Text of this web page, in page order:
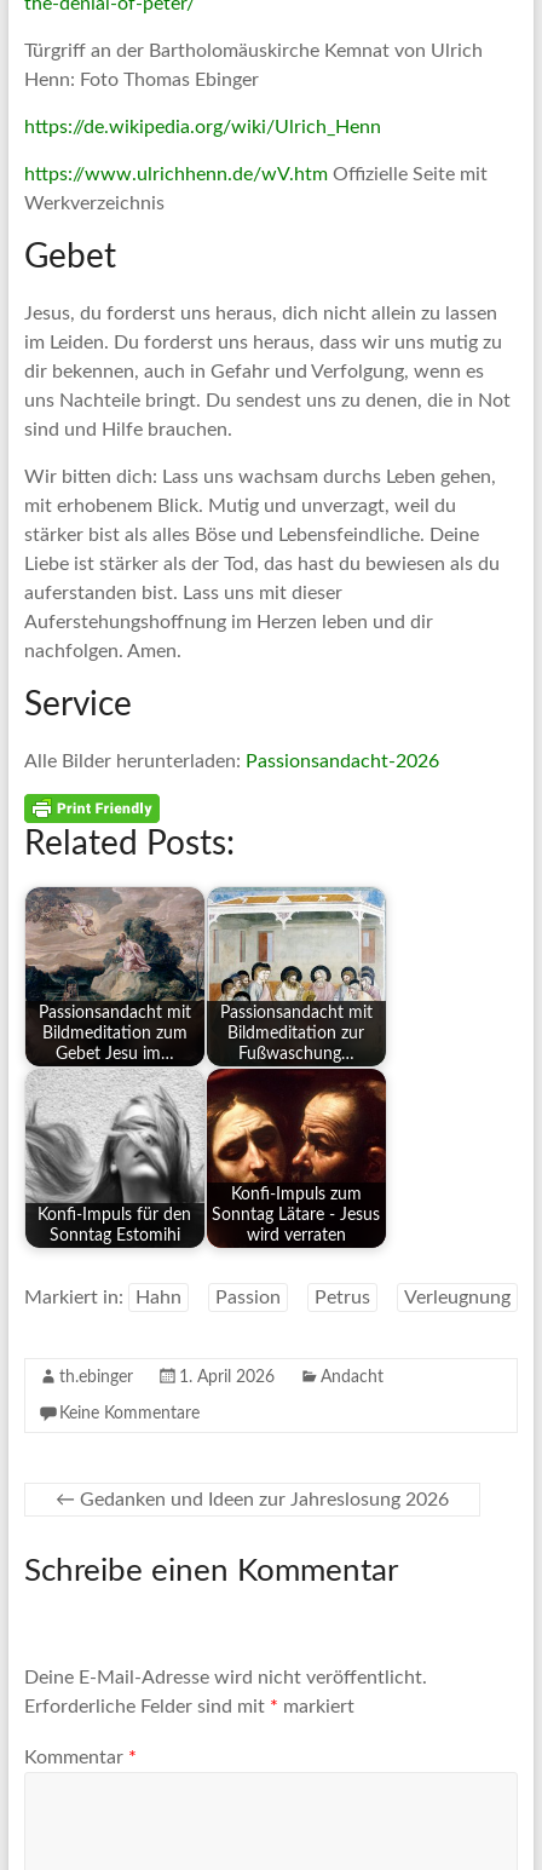
Türgriff an der Bartholomäuskirche Kemnat von Ulrich
Henn: Foto Thomas Ebinger
https://de.wikipedia.org/wiki/Ulrich_Henn
https://www.ulrichhenn.de/wV.htmOffizielle Seite mit
Werkverzeichnis
Gebet
Jesus, du forderst uns heraus, dich nicht allein zu lassen
im Leiden. Du forderst uns heraus, dass wir uns mutig zu
dir bekennen, auch in Gefahr und Verfolgung, wenn es
uns Nachteile bringt. Du sendest uns zu denen, die in Not
sind und Hilfe brauchen.
Wir bitten dich: Lass uns wachsam durchs Leben gehen,
mit erhobenem Blick. Mutig und unverzagt, weil du
stärker bist als alles Böse und Lebensfeindliche. Deine
Liebe ist stärker als der Tod, das hast du bewiesen als du
auferstanden bist. Lass uns mit dieser
Auferstehungshoffnung im Herzen leben und dir
nachfolgen. Amen.
Service
Alle Bilder herunterladen: Passionsandacht-2026
Related Posts:
Passionsandacht mit
Bildmeditation zum
Gebet Jesu im…
Passionsandacht mit
Bildmeditation zur
Fußwaschung…
Konfi-Impuls für den
Sonntag Estomihi
Konfi-Impuls zum
Sonntag Lätare - Jesus
wird verraten
Markiert in: Hahn Passion Petrus Verleugnung
th.ebinger 1. April 2026 Andacht
Keine Kommentare
← Gedanken und Ideen zur Jahreslosung 2026
Schreibe einen Kommentar
Deine E-Mail-Adresse wird nicht veröffentlicht.
Erforderliche Felder sind mit * markiert
Kommentar *